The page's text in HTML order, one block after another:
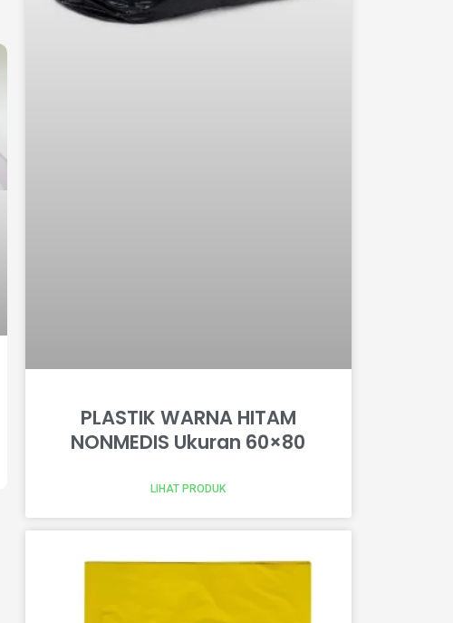
PLASTIK WARNA HITAM
NONMEDIS Ukuran 60×80
LIHAT PRODUK